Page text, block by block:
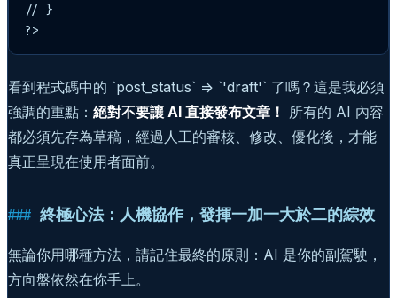
// }
看到程式碼中的 `post_status` => `'draft'` 了嗎？這是我必須
強調的重點： 絕對不要讓 AI 直接發布文章！
所有的 AI 內容
都必須先存為草稿，經過人工的審核、修改、優化後，才能
真正呈現在使用者面前。
終極心法：人機協作，發揮一加一大於二的綜效
無論你用哪種方法，請記住最終的原則：AI 是你的副駕駛，
方向盤依然在你手上。